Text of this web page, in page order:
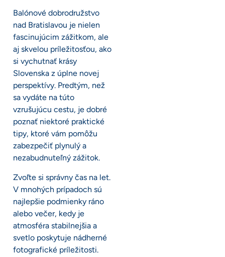
Balónové dobrodružstvo
nad Bratislavou je nielen
fascinujúcim zážitkom, ale
aj skvelou príležitosťou, ako
si vychutnať krásy
Slovenska z úplne novej
perspektívy. Predtým, než
sa vydáte na túto
vzrušujúcu cestu, je dobré
poznať niektoré praktické
tipy, ktoré vám pomôžu
zabezpečiť plynulý a
nezabudnuteľný zážitok.
Zvoľte si správny čas na let.
V mnohých prípadoch sú
najlepšie podmienky ráno
alebo večer, kedy je
atmosféra stabilnejšia a
svetlo poskytuje nádherné
fotografické príležitosti.